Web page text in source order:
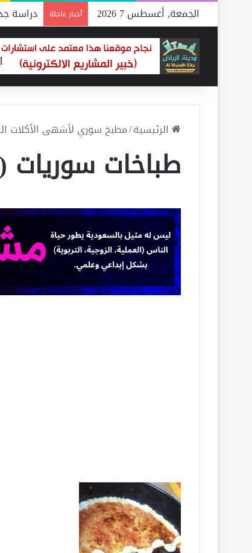
الجمعة, أغسطس 7 2026 أخبار عاجلة دراسة
الرئيسية/مطبخ سوري لأشهى الأكلات
طباخات سوريات (16)